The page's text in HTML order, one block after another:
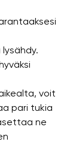
voit
pari tukia
ne